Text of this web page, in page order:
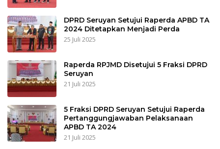
DPRD Seruyan Setujui Raperda APBD TA
2024 Ditetapkan Menjadi Perda
25 Juli 2025
Raperda RPJMD Disetujui 5 Fraksi DPRD
Seruyan
21 Juli 2025
5 Fraksi DPRD Seruyan Setujui Raperda
Pertanggungjawaban Pelaksanaan
APBD TA 2024
21 Juli 2025